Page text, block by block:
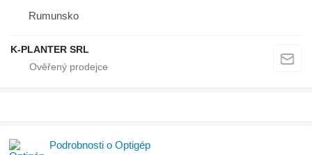
Rumunsko
K-PLANTER SRL
Podrobnosti o Optigép